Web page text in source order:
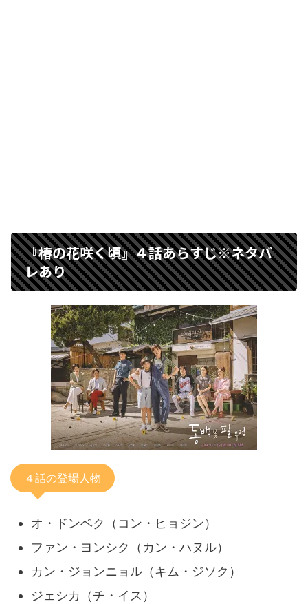
『椿の花咲く頃』４話あらすじ※ネタバ
レあり
４話の登場人物
オ・ドンベク（コン・ヒョジン）
ファン・ヨンシク（カン・ハヌル）
カン・ジョンニョル（キム・ジソク）
ジェシカ（チ・イス）